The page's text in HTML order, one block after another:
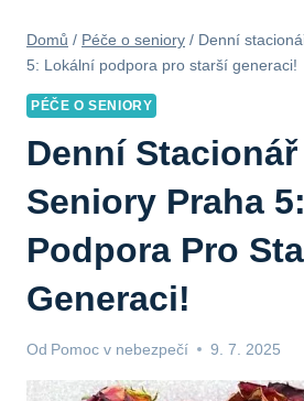
Domů / Péče o seniory / Denní
5: Lokální podpora pro starší generaci!
PÉČE O SENIORY
Denní Stacionář
Seniory Praha
Podpora Pro
Generaci!
Od Pomoc v nebezpečí 9. 7. 2025